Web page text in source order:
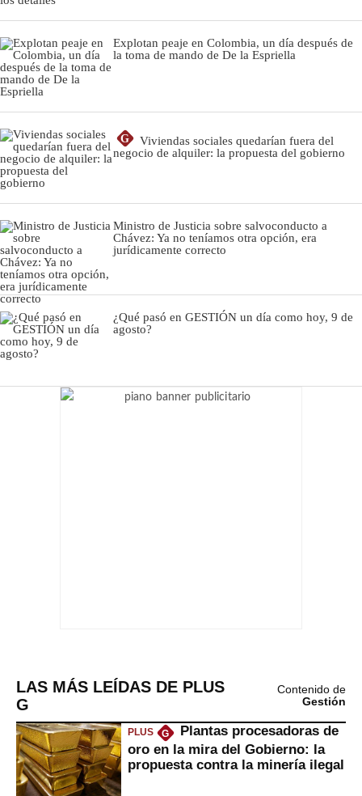
Explotan peaje en Colombia, un día después de
la toma de mando de De la Espriella
G
Viviendas sociales quedarían fuera del
negocio de alquiler: la propuesta del gobierno
Ministro de Justicia sobre salvoconducto a
Chávez: Ya no teníamos otra opción, era
jurídicamente correcto
¿Qué pasó en GESTIÓN un día como hoy, 9 de
agosto?
LAS MÁS LEÍDAS DE PLUS
G
Contenido de
Gestión
PLUS G
Plantas procesadoras de
oro en la mira del Gobierno: la
propuesta contra la minería ilegal